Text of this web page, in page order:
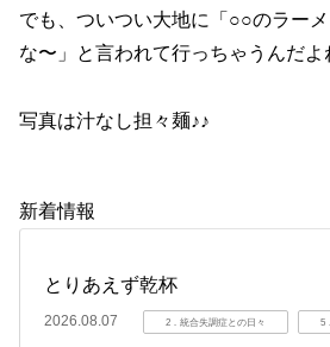
でも、ついつい大地に「○○のラー
な〜」と言われて行っちゃうんだよ
写真は汁なし担々麺♪♪
新着情報
とりあえず乾杯
2026.08.07 2．統合失調症との日々 5